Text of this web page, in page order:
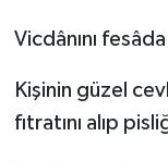
Vicdânını
Kişinin güzel
fıtratını alıp